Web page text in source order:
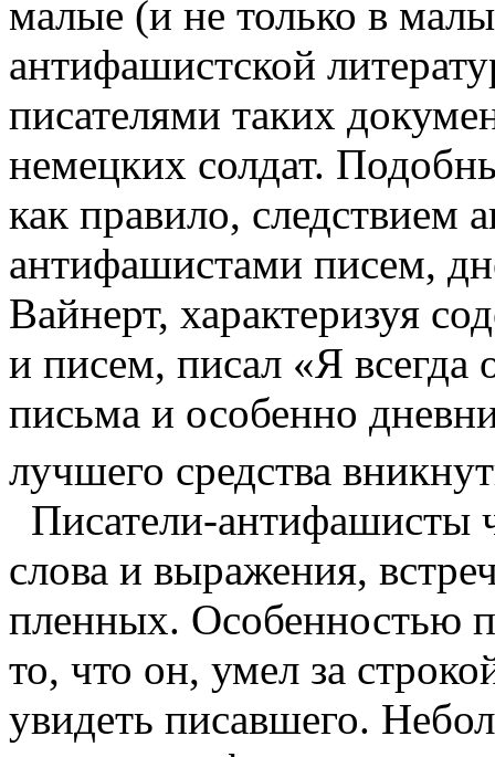
малые (и не только в
антифашистской
писателями таких
немецких солдат.
как правило, следствием
антифашистами писем,
Вайнерт, характеризуя
и писем, писал «Я всегда
письма и особенно
лучшего средства
Писатели-антифашисты
слова и выражения,
пленных. Особенностью
то, что он, умел за
увидеть писавшего.